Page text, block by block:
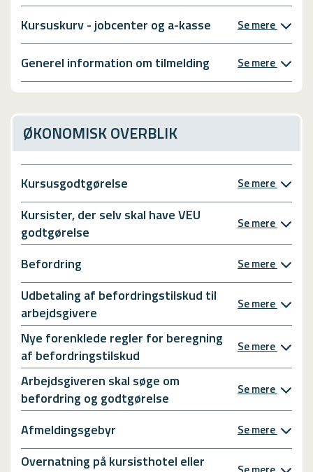
Kursuskurv - jobcenter og a-kasse Se mere
Generel information om tilmelding Se mere
ØKONOMISK OVERBLIK
Kursusgodtgørelse Se mere
Kursister, der selv skal have VEU
godtgørelse
Se mere
Befordring Se mere
Udbetaling af befordringstilskud til
arbejdsgivere
Se mere
Nye forenklede regler for beregning
af befordringstilskud
Se mere
Arbejdsgiveren skal søge om
befordring og godtgørelse
Se mere
Afmeldingsgebyr Se mere
Overnatning på kursisthotel eller